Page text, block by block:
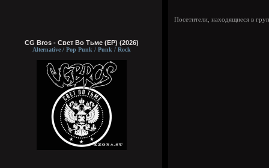
CG Bros - Свет Во Тьме (EP) (2026)
Alternative / Pop Punk / Punk / Rock
Посетители, находящиеся в